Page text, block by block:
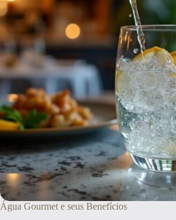
Água Gourmet e seus Benefícios